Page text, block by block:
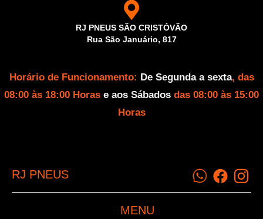
RJ PNEUS SÃO CRISTÓVÃO
Rua São Januário, 817
Horário de Funcionamento: De Segunda a sexta, das
08:00 às 18:00 Horas e aos Sábados das 08:00 às 15:00
Horas
RJ PNEUS
MENU